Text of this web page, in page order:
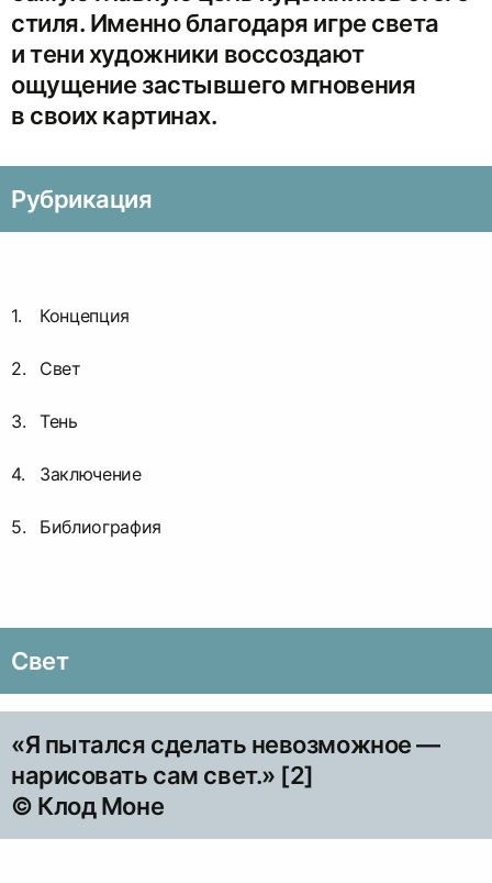
стиля. Именно благодаря игре света
и тени художники воссоздают
ощущение застывшего мгновения
в своих картинах.
Рубрикация
Концепция
Свет
Тень
Заключение
Библиография
Свет
«Я пытался сделать невозможное —
нарисовать сам свет.» [2]
© Клод Моне